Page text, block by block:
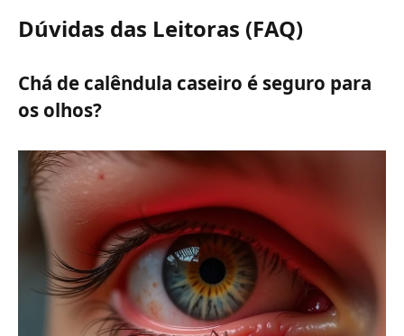
Dúvidas das Leitoras (FAQ)
Chá de calêndula caseiro é seguro para
os olhos?